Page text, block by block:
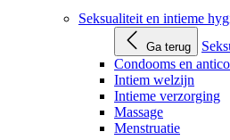
Seksualiteit en intieme
Ga terug
Condooms en
Intiem welzijn
Intieme verzorging
Massage
Menstruatie